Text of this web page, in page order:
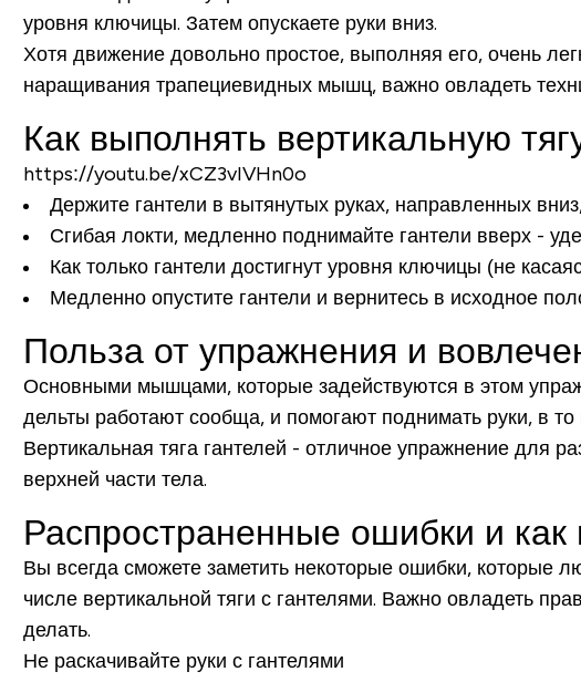
уровня ключицы. Затем опускаете руки вниз.
Хотя движение довольно простое, выполняя его, очень
наращивания трапециевидных мышц, важно овладеть
Как выполнять вертикальную
https://youtu.be/xCZ3vIVHn0o
Держите гантели в вытянутых руках, направленных
Сгибая локти, медленно поднимайте гантели вверх -
Как только гантели достигнут уровня ключицы (не
Медленно опустите гантели и вернитесь в исходное
Польза от упражнения и
Основными мышцами, которые задействуются в этом
дельты работают сообща, и помогают поднимать руки, в
Вертикальная тяга гантелей - отличное упражнение для
верхней части тела.
Распространенные ошибки и как
Вы всегда сможете заметить некоторые ошибки,
числе вертикальной тяги с гантелями. Важно овладеть
делать.
Не раскачивайте руки с гантелями